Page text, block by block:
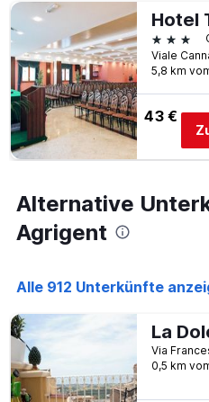
3 Sterne
5,8 km
43 €
Alternative
Agrigent
Alle 912 Unterkünfte
0,5 km